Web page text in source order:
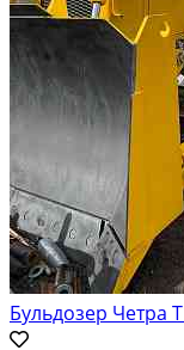
Бульдозер Четра